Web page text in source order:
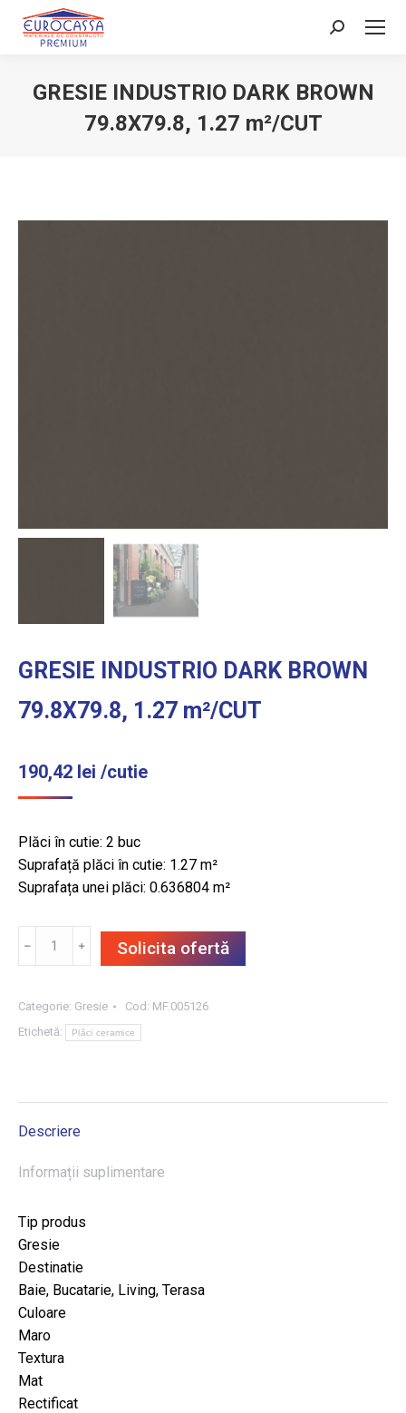
Search:
GRESIE INDUSTRIO DARK BROWN
79.8X79.8, 1.27 m²/CUT
GRESIE INDUSTRIO DARK BROWN
79.8X79.8, 1.27 m²/CUT
190,42 lei /cutie
Plăci în cutie: 2 buc
Suprafață plăci în cutie: 1.27 m²
Suprafața unei plăci: 0.636804 m²
DARK
BROWN
﹣ ﹢ Solicita ofertă
Categorie: Gresie Cod: MF.005126
Etichetă:
Plăci ceramice
Descriere
Informații suplimentare
Tip produs
Gresie
Destinatie
Baie, Bucatarie, Living, Terasa
Culoare
Maro
Textura
Mat
Rectificat